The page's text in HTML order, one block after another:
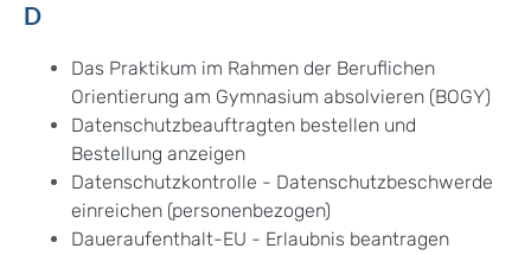
D
Das Praktikum im Rahmen der Beruflichen
Orientierung am Gymnasium absolvieren (BOGY)
Datenschutzbeauftragten bestellen und
Bestellung anzeigen
Datenschutzkontrolle - Datenschutzbeschwerde
einreichen (personenbezogen)
Daueraufenthalt-EU - Erlaubnis beantragen